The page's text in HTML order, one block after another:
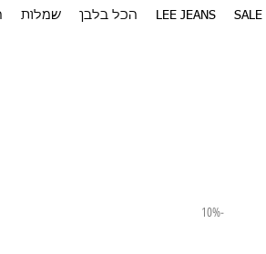
SALE
LEE JEANS הכל בלבן שמלות
-10%